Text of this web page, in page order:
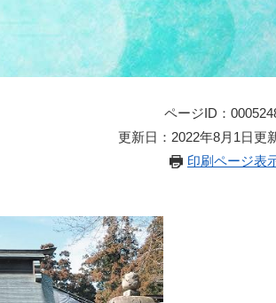
ページID：
更新日：2022年8月1日更
印刷ページ表